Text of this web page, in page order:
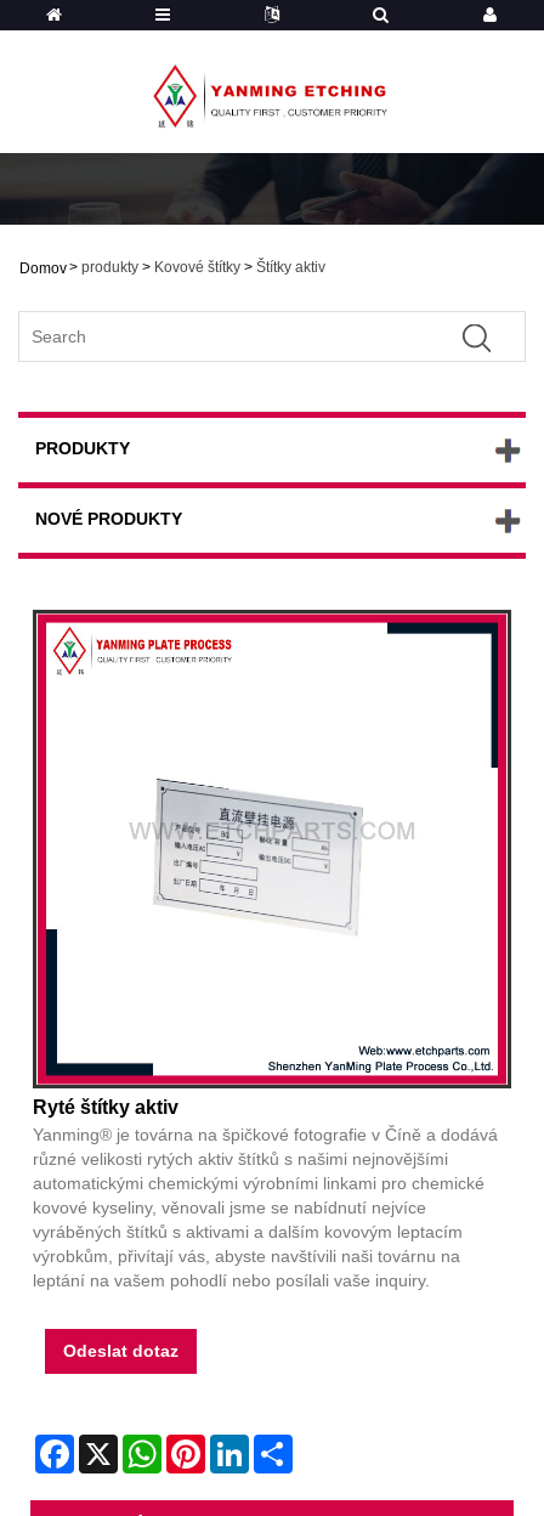
Domov> produkty > Kovové štítky > Štítky aktiv
PRODUKTY
NOVÉ PRODUKTY
Ryté štítky aktiv
Yanming® je továrna na špičkové fotografie v Číně a dodává
různé velikosti rytých aktiv štítků s našimi nejnovějšími
automatickými chemickými výrobními linkami pro chemické
kovové kyseliny, věnovali jsme se nabídnutí nejvíce
vyráběných štítků s aktivami a dalším kovovým leptacím
výrobkům, přivítají vás, abyste navštívili naši továrnu na
leptání na vašem pohodlí nebo posílali vaše inquiry.
Odeslat dotaz
Facebook
X WhatsAppPinterestLinkedIn